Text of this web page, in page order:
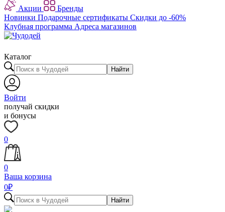
Акции
Бренды
Новинки Подарочные сертификаты Скидки до -60%
Клубная программа Адреса магазинов
Каталог
Найти
Войти
получай скидки
и бонусы
0
0
Ваша корзина
0₽
Найти